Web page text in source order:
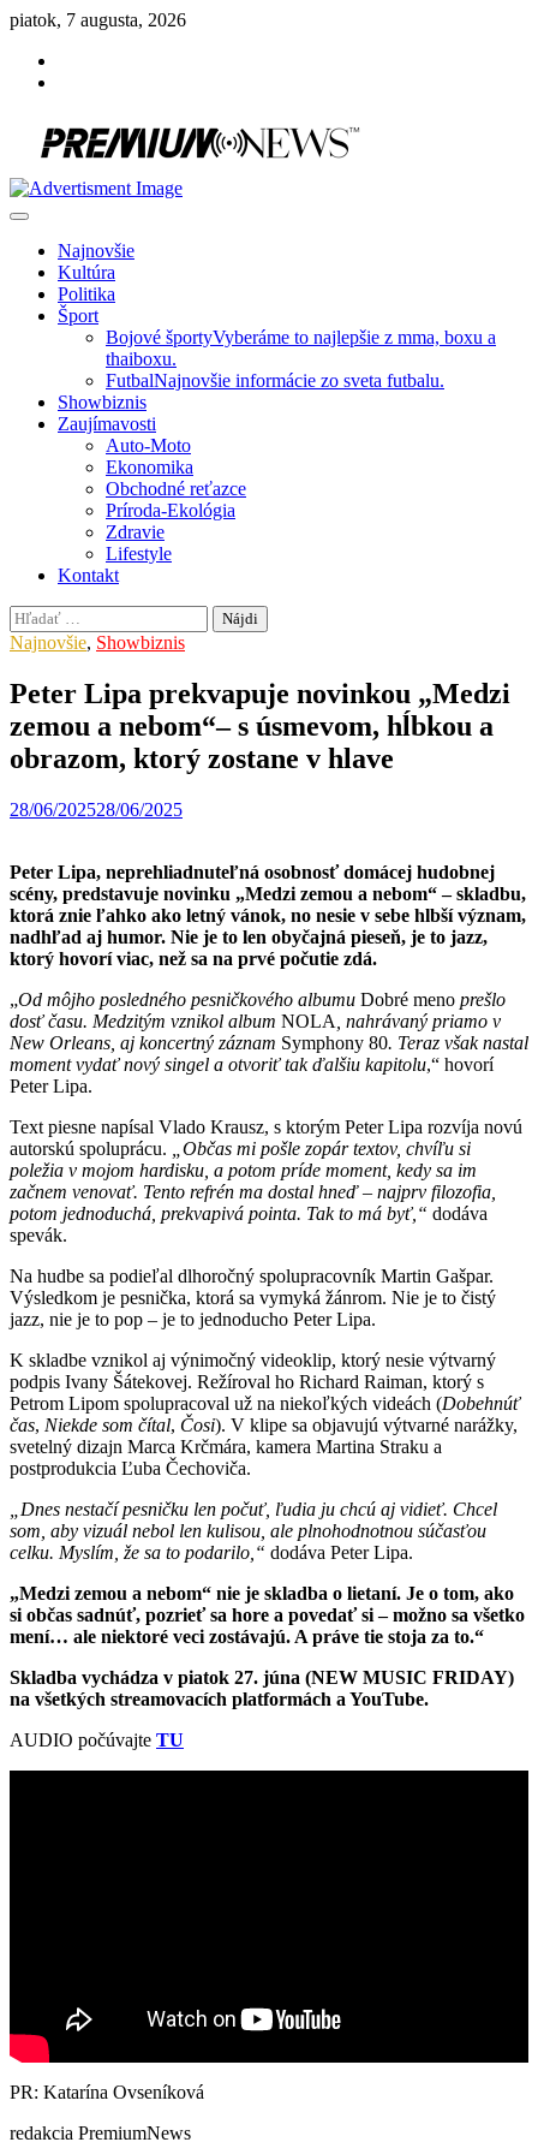
Skip
content
piatok, 7 augusta, 2026
Najnovšie
Kultúra
Politika
Šport
Bojové športyVyberáme to najlepšie z mma, boxu a
thaiboxu.
FutbalNajnovšie informácie zo sveta futbalu.
Showbiznis
Zaujímavosti
Auto-Moto
Ekonomika
Obchodné reťazce
Príroda-Ekológia
Zdravie
Lifestyle
Kontakt
Hľadať:
Najnovšie, Showbiznis
Peter Lipa prekvapuje novinkou „Medzi
zemou a nebom“– s úsmevom, hĺbkou a
obrazom, ktorý zostane v hlave
28/06/202528/06/2025
Peter Lipa, neprehliadnuteľná osobnosť domácej hudobnej
scény, predstavuje novinku „Medzi zemou a nebom“ – skladbu,
ktorá znie ľahko ako letný vánok, no nesie v sebe hlbší význam,
nadhľad aj humor. Nie je to len obyčajná pieseň, je to jazz,
ktorý hovorí viac, než sa na prvé počutie zdá.
„Od môjho posledného pesničkového albumu Dobré meno prešlo
dosť času. Medzitým vznikol album NOLA , nahrávaný priamo v
New Orleans, aj koncertný záznam Symphony 80. Teraz však nastal
moment vydať nový singel a otvoriť tak ďalšiu kapitolu,“ hovorí
Peter Lipa.
Text piesne napísal Vlado Krausz, s ktorým Peter Lipa rozvíja novú
autorskú spoluprácu.
„Občas mi pošle zopár textov, chvíľu si
poležia v mojom hardisku, a potom príde moment, kedy sa im
začnem venovať. Tento refrén ma dostal hneď – najprv filozofia,
potom jednoduchá, prekvapivá pointa. Tak to má byť,“ dodáva
spevák.
Na hudbe sa podieľal dlhoročný spolupracovník Martin Gašpar.
Výsledkom je pesnička, ktorá sa vymyká žánrom. Nie je to čistý
jazz, nie je to pop – je to jednoducho Peter Lipa.
K skladbe vznikol aj výnimočný videoklip, ktorý nesie výtvarný
podpis Ivany Šátekovej. Režíroval ho Richard Raiman, ktorý s
Petrom Lipom spolupracoval už na niekoľkých videách (Dobehnúť
čas, Niekde som čítal, Čosi). V klipe sa objavujú výtvarné narážky,
svetelný dizajn Marca Krčmára, kamera Martina Straku a
postprodukcia Ľuba Čechoviča.
„Dnes nestačí pesničku len počuť, ľudia ju chcú aj vidieť. Chcel
som, aby vizuál nebol len kulisou, ale plnohodnotnou súčasťou
celku. Myslím, že sa to podarilo,“ dodáva Peter Lipa.
„Medzi zemou a nebom“ nie je skladba o lietaní. Je o tom, ako
si občas sadnúť, pozrieť sa hore a povedať si – možno sa všetko
mení… ale niektoré veci zostávajú. A práve tie stoja za to.“
Skladba vychádza v piatok 27. júna (NEW MUSIC FRIDAY)
na všetkých streamovacích platformách a YouTube.
AUDIO počúvajte TU
PR: Katarína Ovseníková
redakcia PremiumNews